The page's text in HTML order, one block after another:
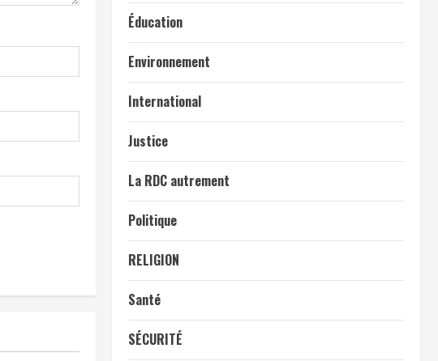
Éducation
Environnement
International
Justice
La RDC autrement
Politique
RELIGION
Santé
SÉCURITÉ